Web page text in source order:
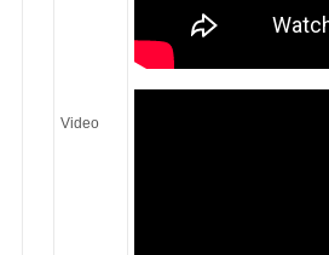
Video